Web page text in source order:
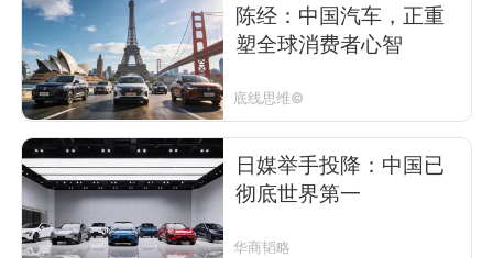
陈经：中国汽车，正重
塑全球消费者心智
底线思维©
日媒举手投降：中国已
彻底世界第一
华商韬略